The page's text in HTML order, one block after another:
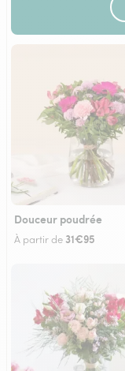
Douceur poudrée
À partir de 31€95